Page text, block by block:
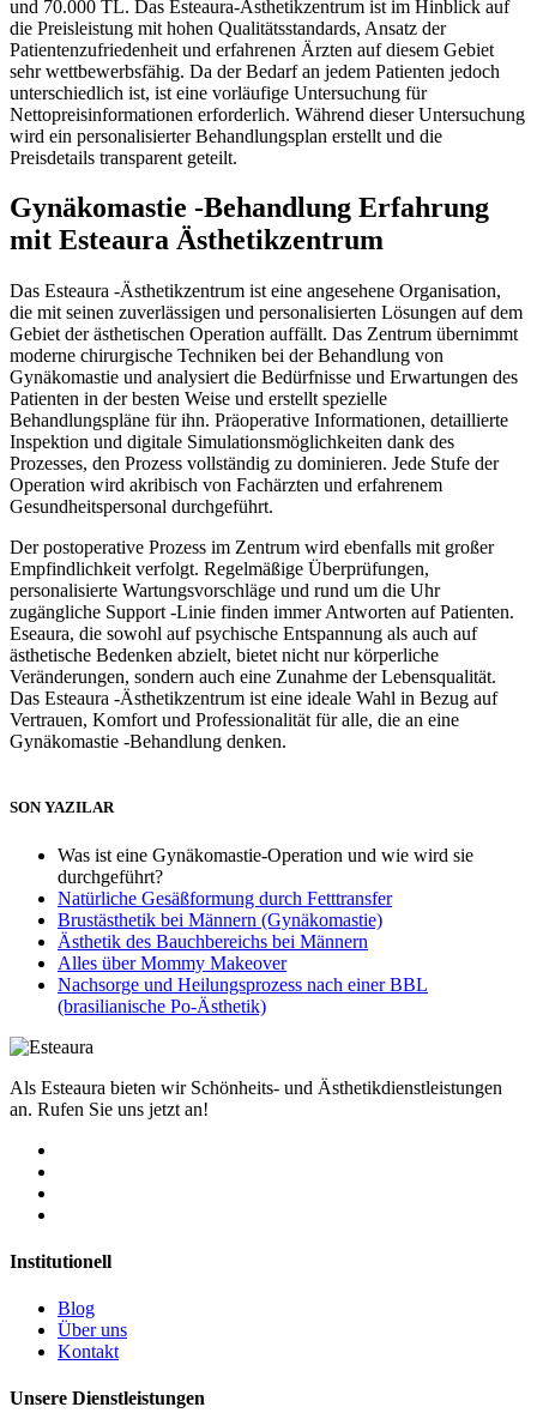
und 70.000 TL. Das Esteaura-Ästhetikzentrum ist im Hinblick auf
die Preisleistung mit hohen Qualitätsstandards, Ansatz der
Patientenzufriedenheit und erfahrenen Ärzten auf diesem Gebiet
sehr wettbewerbsfähig. Da der Bedarf an jedem Patienten jedoch
unterschiedlich ist, ist eine vorläufige Untersuchung für
Nettopreisinformationen erforderlich. Während dieser Untersuchung
wird ein personalisierter Behandlungsplan erstellt und die
Preisdetails transparent geteilt.
Gynäkomastie -Behandlung Erfahrung
mit Esteaura Ästhetikzentrum
Das Esteaura -Ästhetikzentrum ist eine angesehene Organisation,
die mit seinen zuverlässigen und personalisierten Lösungen auf dem
Gebiet der ästhetischen Operation auffällt. Das Zentrum übernimmt
moderne chirurgische Techniken bei der Behandlung von
Gynäkomastie und analysiert die Bedürfnisse und Erwartungen des
Patienten in der besten Weise und erstellt spezielle
Behandlungspläne für ihn. Präoperative Informationen, detaillierte
Inspektion und digitale Simulationsmöglichkeiten dank des
Prozesses, den Prozess vollständig zu dominieren. Jede Stufe der
Operation wird akribisch von Fachärzten und erfahrenem
Gesundheitspersonal durchgeführt.
Der postoperative Prozess im Zentrum wird ebenfalls mit großer
Empfindlichkeit verfolgt. Regelmäßige Überprüfungen,
personalisierte Wartungsvorschläge und rund um die Uhr
zugängliche Support -Linie finden immer Antworten auf Patienten.
Eseaura, die sowohl auf psychische Entspannung als auch auf
ästhetische Bedenken abzielt, bietet nicht nur körperliche
Veränderungen, sondern auch eine Zunahme der Lebensqualität.
Das Esteaura -Ästhetikzentrum ist eine ideale Wahl in Bezug auf
Vertrauen, Komfort und Professionalität für alle, die an eine
Gynäkomastie -Behandlung denken.
SON YAZILAR
Was ist eine Gynäkomastie-Operation und wie wird sie
durchgeführt?
Natürliche Gesäßformung durch Fetttransfer
Brustästhetik bei Männern (Gynäkomastie)
Ästhetik des Bauchbereichs bei Männern
Alles über Mommy Makeover
Nachsorge und Heilungsprozess nach einer BBL
(brasilianische Po-Ästhetik)
Als Esteaura bieten wir Schönheits- und Ästhetikdienstleistungen
an. Rufen Sie uns jetzt an!
Institutionell
Blog
Über uns
Kontakt
Unsere Dienstleistungen